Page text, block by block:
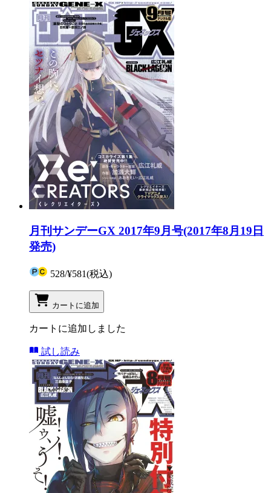
月刊サンデーGX 2017年9月号(2017年8月19日
発売)
528/¥581(税込)
カートに追加
カートに追加しました
試し読み